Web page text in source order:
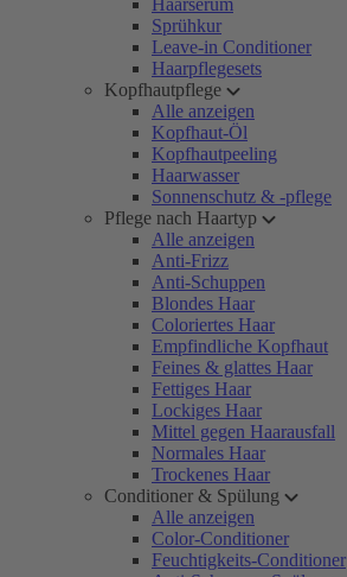
Haarserum
Sprühkur
Leave-in Conditioner
Haarpflegesets
Kopfhautpflege
Alle anzeigen
Kopfhaut-Öl
Kopfhautpeeling
Haarwasser
Sonnenschutz & -pflege
Pflege nach Haartyp
Alle anzeigen
Anti-Frizz
Anti-Schuppen
Blondes Haar
Coloriertes Haar
Empfindliche Kopfhaut
Feines & glattes Haar
Fettiges Haar
Lockiges Haar
Mittel gegen Haarausfall
Normales Haar
Trockenes Haar
Conditioner & Spülung
Alle anzeigen
Color-Conditioner
Feuchtigkeits-Conditioner